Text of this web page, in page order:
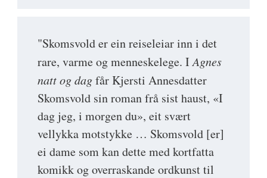
"Skomsvold er ein reiseleiar inn i det
rare, varme og menneskelege. IAgnes
natt og dagfår Kjersti Annesdatter
Skomsvold sin roman frå sist haust, «I
dag jeg, i morgen du», eit svært
vellykka motstykke … Skomsvold [er]
ei dame som kan dette med kortfatta
komikk og overraskande ordkunst til